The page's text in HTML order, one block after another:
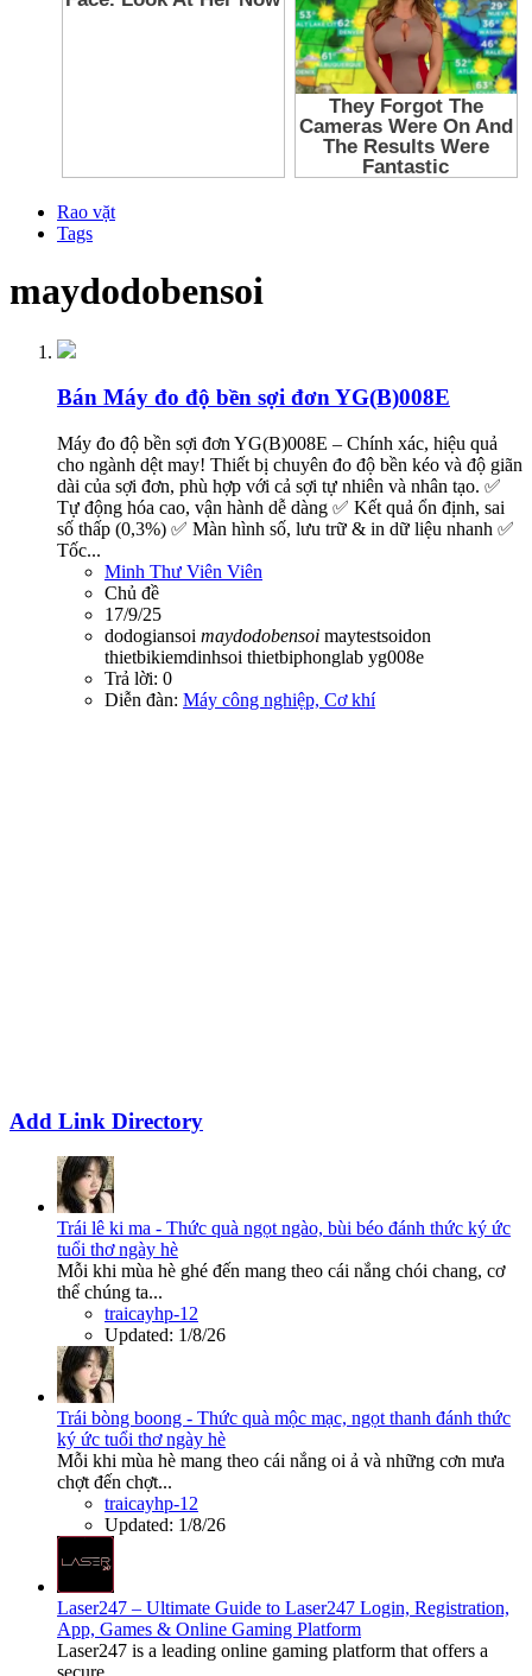
Rao vặt
Tags
maydodobensoi
Bán Máy đo độ bền sợi đơn YG(B)008E
Máy đo độ bền sợi đơn YG(B)008E – Chính xác, hiệu quả
cho ngành dệt may! Thiết bị chuyên đo độ bền kéo và độ giãn
dài của sợi đơn, phù hợp với cả sợi tự nhiên và nhân tạo. ✅
Tự động hóa cao, vận hành dễ dàng ✅ Kết quả ổn định, sai
số thấp (0,3%) ✅ Màn hình số, lưu trữ & in dữ liệu nhanh ✅
Tốc...
Minh Thư Viên Viên
Chủ đề
17/9/25
dodogiansoi maydodobensoi maytestsoidon
thietbikiemdinhsoi thietbiphonglab yg008e
Trả lời: 0
Diễn đàn: Máy công nghiệp, Cơ khí
Add Link Directory
Trái lê ki ma - Thức quà ngọt ngào, bùi béo đánh thức ký ức
tuổi thơ ngày hè
Mỗi khi mùa hè ghé đến mang theo cái nắng chói chang, cơ
thể chúng ta...
traicayhp-12
Updated: 1/8/26
Trái bòng boong - Thức quà mộc mạc, ngọt thanh đánh thức
ký ức tuổi thơ ngày hè
Mỗi khi mùa hè mang theo cái nắng oi ả và những cơn mưa
chợt đến chợt...
traicayhp-12
Updated: 1/8/26
Laser247 – Ultimate Guide to Laser247 Login, Registration,
App, Games & Online Gaming Platform
Laser247 is a leading online gaming platform that offers a